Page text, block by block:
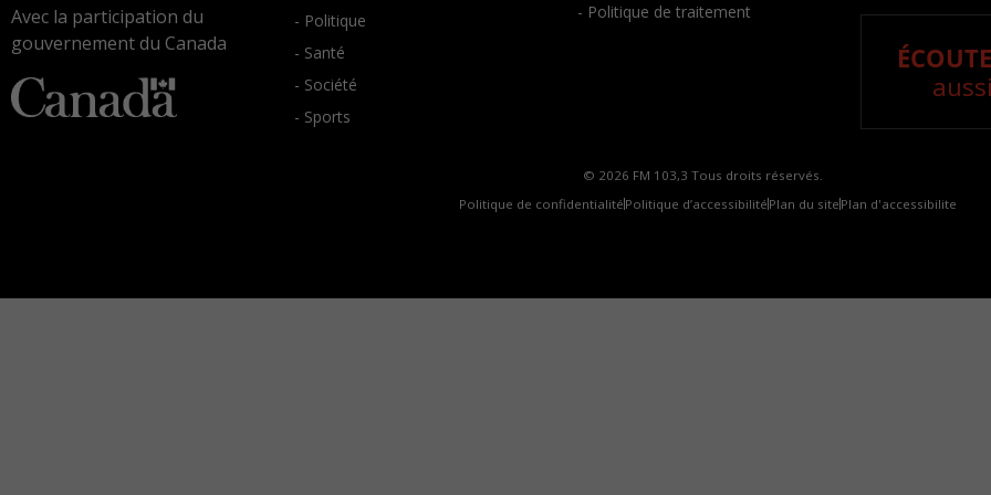
Avec la participation du
gouvernement du Canada
- Politique
- Santé
- Société
- Sports
- Politique de traitement
© 2026 FM 103,3 Tous droits réservés.
Politique de confidentialité Politique d’accessibilité Plan du site Plan d'accessibilite